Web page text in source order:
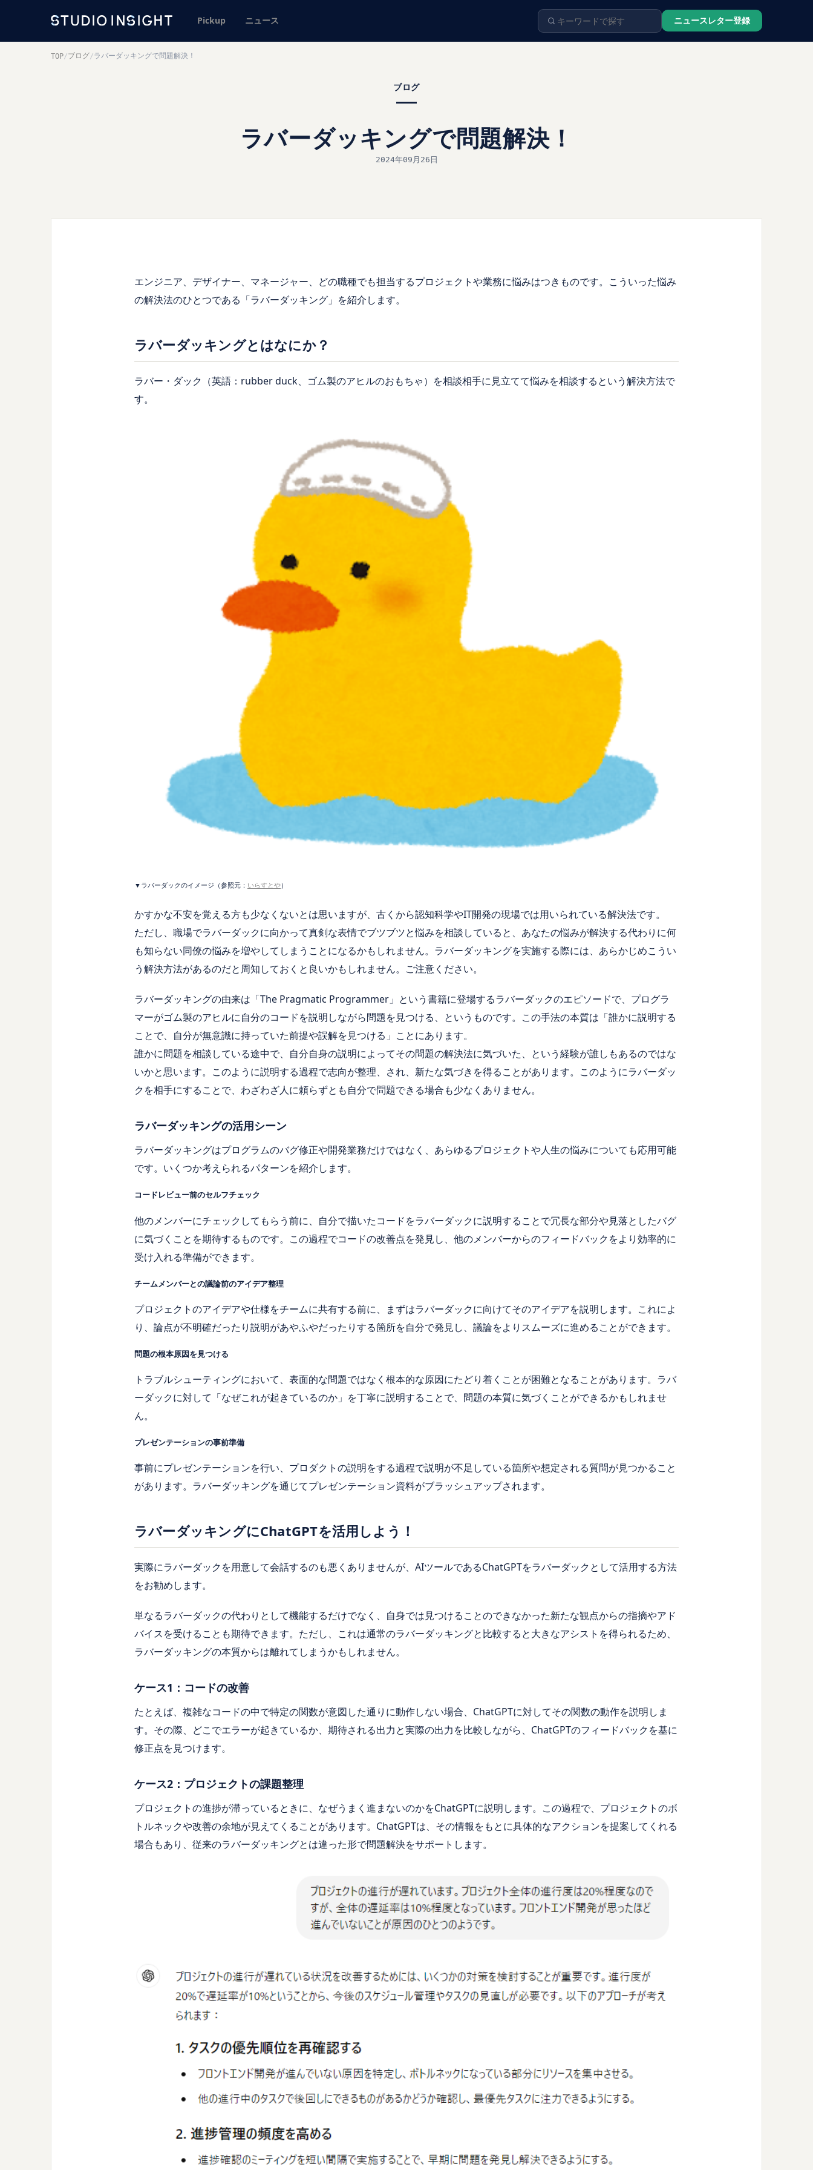
Pickup ニュース ニュースレター登録
TOP/ブログ/ラバーダッキングで問題解決！
ブログ
ラバーダッキングで問題解決！
2024年09月26日
エンジニア、デザイナー、マネージャー、どの職種でも担当するプロジェクトや業務に悩みはつきものです。こういった悩み
の解決法のひとつである「ラバーダッキング」を紹介します。
ラバーダッキングとはなにか？
ラバー・ダック（英語：rubber duck、ゴム製のアヒルのおもちゃ）を相談相手に見立てて悩みを相談するという解決方法で
す。
▼ラバーダックのイメージ（参照元： いらすとや）
かすかな不安を覚える方も少なくないとは思いますが、古くから認知科学やIT開発の現場では用いられている解決法です。
ただし、職場でラバーダックに向かって真剣な表情でブツブツと悩みを相談していると、あなたの悩みが解決する代わりに何
も知らない同僚の悩みを増やしてしまうことになるかもしれません。ラバーダッキングを実施する際には、あらかじめこうい
う解決方法があるのだと周知しておくと良いかもしれません。ご注意ください。
ラバーダッキングの由来は「The Pragmatic Programmer」という書籍に登場するラバーダックのエピソードで、プログラ
マーがゴム製のアヒルに自分のコードを説明しながら問題を見つける、というものです。この手法の本質は「誰かに説明する
ことで、自分が無意識に持っていた前提や誤解を見つける」ことにあります。
誰かに問題を相談している途中で、自分自身の説明によってその問題の解決法に気づいた、という経験が誰しもあるのではな
いかと思います。このように説明する過程で志向が整理、され、新たな気づきを得ることがあります。このようにラバーダッ
クを相手にすることで、わざわざ人に頼らずとも自分で問題できる場合も少なくありません。
ラバーダッキングの活用シーン
ラバーダッキングはプログラムのバグ修正や開発業務だけではなく、あらゆるプロジェクトや人生の悩みについても応用可能
です。いくつか考えられるパターンを紹介します。
コードレビュー前のセルフチェック
他のメンバーにチェックしてもらう前に、自分で描いたコードをラバーダックに説明することで冗長な部分や見落としたバグ
に気づくことを期待するものです。この過程でコードの改善点を発見し、他のメンバーからのフィードバックをより効率的に
受け入れる準備ができます。
チームメンバーとの議論前のアイデア整理
プロジェクトのアイデアや仕様をチームに共有する前に、まずはラバーダックに向けてそのアイデアを説明します。これによ
り、論点が不明確だったり説明があやふやだったりする箇所を自分で発見し、議論をよりスムーズに進めることができます。
問題の根本原因を見つける
トラブルシューティングにおいて、表面的な問題ではなく根本的な原因にたどり着くことが困難となることがあります。ラバ
ーダックに対して「なぜこれが起きているのか」を丁寧に説明することで、問題の本質に気づくことができるかもしれませ
ん。
プレゼンテーションの事前準備
事前にプレゼンテーションを行い、プロダクトの説明をする過程で説明が不足している箇所や想定される質問が見つかること
があります。ラバーダッキングを通じてプレゼンテーション資料がブラッシュアップされます。
ラバーダッキングにChatGPTを活用しよう！
実際にラバーダックを用意して会話するのも悪くありませんが、AIツールであるChatGPTをラバーダックとして活用する方法
をお勧めします。
単なるラバーダックの代わりとして機能するだけでなく、自身では見つけることのできなかった新たな観点からの指摘やアド
バイスを受けることも期待できます。ただし、これは通常のラバーダッキングと比較すると大きなアシストを得られるため、
ラバーダッキングの本質からは離れてしまうかもしれません。
ケース1：コードの改善
たとえば、複雑なコードの中で特定の関数が意図した通りに動作しない場合、ChatGPTに対してその関数の動作を説明しま
す。その際、どこでエラーが起きているか、期待される出力と実際の出力を比較しながら、ChatGPTのフィードバックを基に
修正点を見つけます。
ケース2：プロジェクトの課題整理
プロジェクトの進捗が滞っているときに、なぜうまく進まないのかをChatGPTに説明します。この過程で、プロジェクトのボ
トルネックや改善の余地が見えてくることがあります。ChatGPTは、その情報をもとに具体的なアクションを提案してくれる
場合もあり、従来のラバーダッキングとは違った形で問題解決をサポートします。